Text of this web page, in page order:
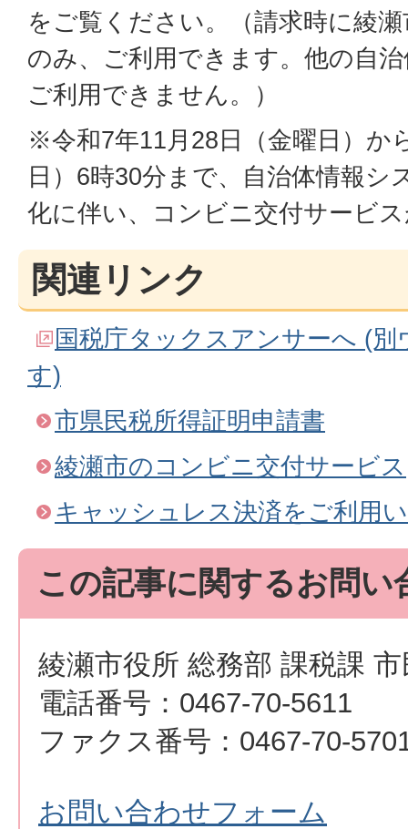
をご覧ください。（請求時に綾
のみ、ご利用できます。他の自
ご利用できません。）
※令和7年11月28日（金曜日）か
日）6時30分まで、自治体情報シ
化に伴い、コンビニ交付サービ
関連リンク
国税庁タックスアンサーへ (
す)
市県民税所得証明申請書
綾瀬市のコンビニ交付サービス
キャッシュレス決済をご利用
この記事に関するお問い
綾瀬市役所 総務部 課税課
電話番号：0467-70-5611
ファクス番号：0467-70-
お問い合わせフォーム